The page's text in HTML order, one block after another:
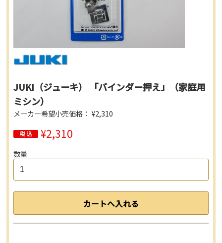
JUKI（ジューキ） 「バインダー押え」（家庭用
ミシン）
メーカー希望小売価格： ¥2,310
¥2,310
数量